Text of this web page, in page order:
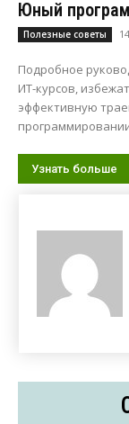
Юный
Полезные советы
Подробное
ИТ-курсов,
эффективную
Узнать больше